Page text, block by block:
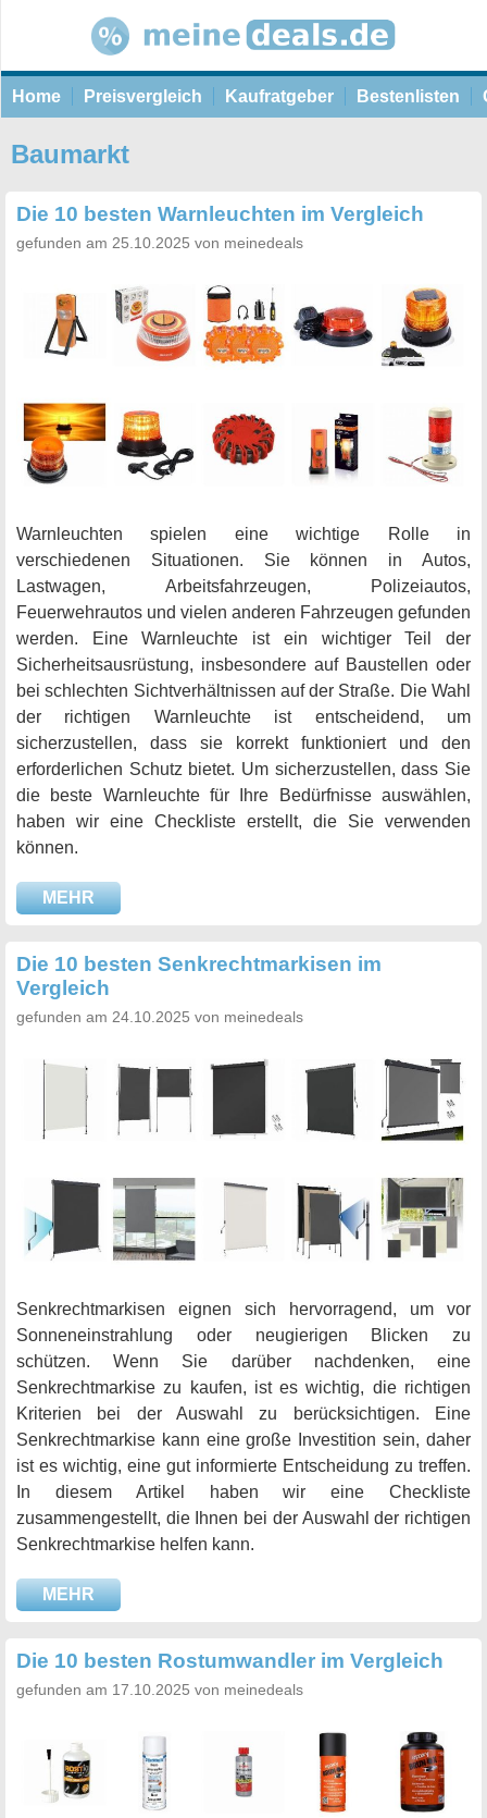
Home Preisvergleich Kaufratgeber Bestenlisten
Baumarkt
Die 10 besten Warnleuchten im Vergleich
gefunden am 25.10.2025 von meinedeals
Warnleuchten spielen eine wichtige Rolle in
verschiedenen Situationen. Sie können in Autos,
Lastwagen, Arbeitsfahrzeugen, Polizeiautos,
Feuerwehrautos und vielen anderen Fahrzeugen gefunden
werden. Eine Warnleuchte ist ein wichtiger Teil der
Sicherheitsausrüstung, insbesondere auf Baustellen oder
bei schlechten Sichtverhältnissen auf der Straße. Die Wahl
der richtigen Warnleuchte ist entscheidend, um
sicherzustellen, dass sie korrekt funktioniert und den
erforderlichen Schutz bietet. Um sicherzustellen, dass Sie
die beste Warnleuchte für Ihre Bedürfnisse auswählen,
haben wir eine Checkliste erstellt, die Sie verwenden
können.
MEHR
Die 10 besten Senkrechtmarkisen im
Vergleich
gefunden am 24.10.2025 von meinedeals
Senkrechtmarkisen eignen sich hervorragend, um vor
Sonneneinstrahlung oder neugierigen Blicken zu
schützen. Wenn Sie darüber nachdenken, eine
Senkrechtmarkise zu kaufen, ist es wichtig, die richtigen
Kriterien bei der Auswahl zu berücksichtigen. Eine
Senkrechtmarkise kann eine große Investition sein, daher
ist es wichtig, eine gut informierte Entscheidung zu treffen.
In diesem Artikel haben wir eine Checkliste
zusammengestellt, die Ihnen bei der Auswahl der richtigen
Senkrechtmarkise helfen kann.
MEHR
Die 10 besten Rostumwandler im Vergleich
gefunden am 17.10.2025 von meinedeals